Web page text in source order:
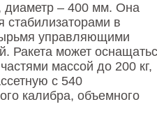
диаметр – 400 мм. Она
стабилизаторами в
управляющими
Ракета может
массой до 200 кг,
с 540
калибра, объемного